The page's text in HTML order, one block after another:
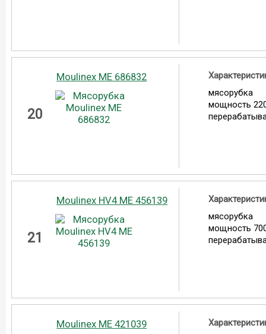
20
Moulinex ME 686832
мясорубка
мощность
21
Moulinex HV4 ME 456139
мясорубка
мощность
Moulinex ME 421039